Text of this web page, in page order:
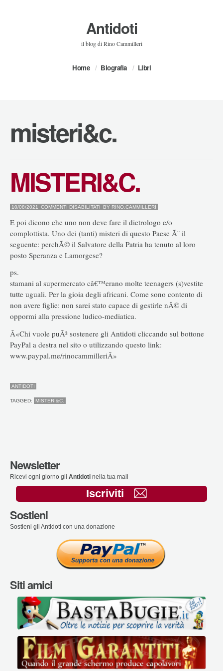
Antidoti
il blog di Rino Cammilleri
Home Biografia Libri
misteri&c.
MISTERI&C.
10/08/2021 COMMENTI DISABILITATI SU
BY RINO.CAMMILLERI
E poi dicono che uno non deve fare il dietrologo e/o
complottista. Uno dei (tanti) misteri di questo Paese Ã¨ il
seguente: perchÃ© il Salvatore della Patria ha tenuto al loro
posto Speranza e Lamorgese?
ps.
stamani al supermercato câ€™erano molte teenagers (s)vestite
tutte uguali. Per la gioia degli africani. Come sono contento di
non avere figlie: non sarei stato capace di gestirle nÃ© di
oppormi alla pressione ludico-mediatica.
Â«Chi vuole puÃ² sostenere gli Antidoti cliccando sul bottone
PayPal a destra nel sito o utilizzando questo link:
www.paypal.me/rinocammilleriÂ»
ANTIDOTI
TAGGED: MISTERI&C.
Newsletter
Ricevi ogni giorno gli Antidoti nella tua mail
Iscriviti
Sostieni
Sostieni gli Antidoti con una donazione
Siti amici